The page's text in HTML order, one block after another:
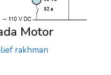
Motor
rakhman